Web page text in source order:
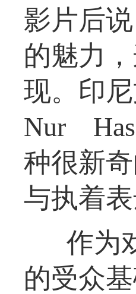
影片后
的魅力
现。印
Nur
种很新
与执着
作为
的受众